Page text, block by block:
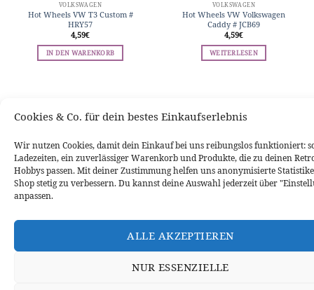
Cookies & Co. für dein bestes Einkaufserlebnis
Wir nutzen Cookies, damit dein Einkauf bei uns reibungslos funktioniert:
Ladezeiten, ein zuverlässiger Warenkorb und Produkte, die zu deinen
Hobbys passen. Mit deiner Zustimmung helfen uns anonymisierte
Shop stetig zu verbessern. Du kannst deine Auswahl jederzeit über
anpassen.
ALLE AKZEPTIEREN
NUR ESSENZIELLE
VOLKSWAGEN
Hot Wheels VW T3 Custom #
HRY57
4,59€
IN DEN WARENKORB
VOLKSWAGEN
Hot Wheels VW Volkswagen
Caddy # JCB69
4,59€
WEITERLESEN
VERTRAG WIDERRUFEN